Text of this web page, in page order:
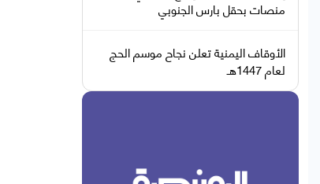
منصات بحقل بارس الجنوبي
الأوقاف اليمنية تعلن نجاح موسم الحج
لعام 1447هـ